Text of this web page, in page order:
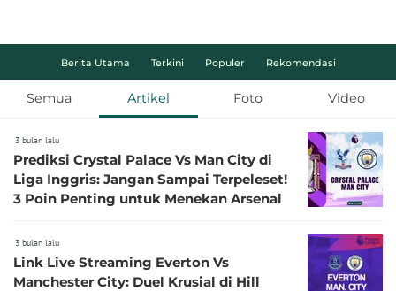
Berita Utama Terkini Populer Rekomendasi
Semua Artikel Foto Video
3 bulan lalu
Prediksi Crystal Palace Vs Man City di
Liga Inggris: Jangan Sampai Terpeleset!
3 Poin Penting untuk Menekan Arsenal
3 bulan lalu
Link Live Streaming Everton Vs
Manchester City: Duel Krusial di Hill